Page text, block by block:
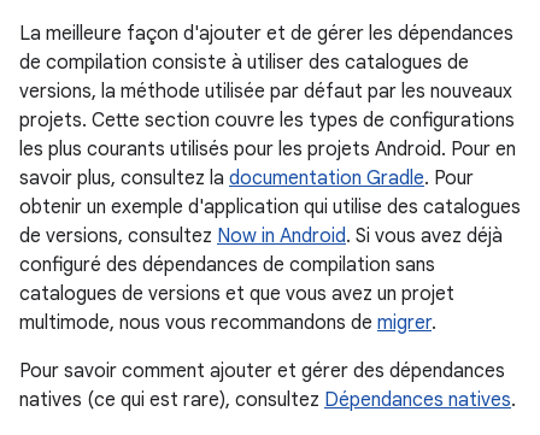
La meilleure façon d'ajouter et de gérer les dépendances
de compilation consiste à utiliser des catalogues de
versions, la méthode utilisée par défaut par les nouveaux
projets. Cette section couvre les types de configurations
les plus courants utilisés pour les projets Android. Pour en
savoir plus, consultez la documentation Gradle. Pour
obtenir un exemple d'application qui utilise des catalogues
de versions, consultez Now in Android. Si vous avez déjà
configuré des dépendances de compilation sans
catalogues de versions et que vous avez un projet
multimode, nous vous recommandons de migrer.
Pour savoir comment ajouter et gérer des dépendances
natives (ce qui est rare), consultez Dépendances natives.